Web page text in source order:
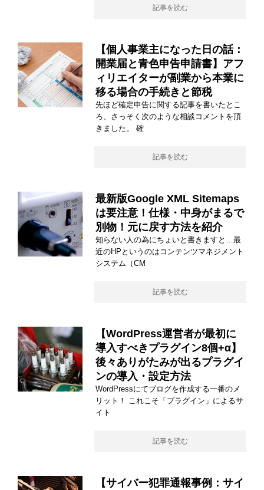
記事を読む
【個人事業主になった日の話：
開業届と青色申告申請書】アフ
ィリエイターが副業から本業に
移る場合の手続きと節税
先ほど確定申告に関する記事を書いたとこ
ろ、さっそく次のような相談コメントを頂
きました。 確
記事を読む
最新版Google XML Sitemaps
は要注意！仕様・中身がまるで
別物！元に戻す方法を紹介
知らない人の為にちょいと書きますと…最
近のHPというのはコンテンツマネジメント
システム（CM
記事を読む
【WordPress運営者が最初に
導入すべきプラグイン8個+α】
後々ありがたみが出るプラグイ
ンの導入・設定方法
WordPressにてブログを作成する一番のメ
リット！ これこそ「プラグイン」によるサ
イト
記事を読む
【サイバー犯罪通報事例：サイ